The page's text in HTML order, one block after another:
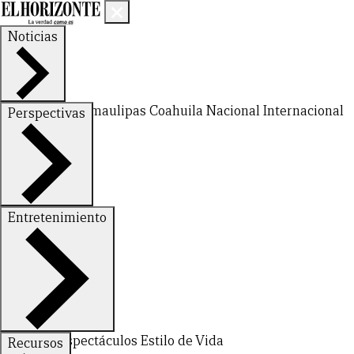
Noticias
Nuevo LeónTamaulipas Coahuila NacionalInternacional
Perspectivas
FinanzasOpinión
Entretenimiento
DeportesEspectáculos Estilo de Vida
Recursos